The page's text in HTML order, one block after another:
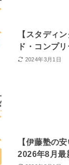
【スタディ
ド・コンプリ
2024年3月1日
【伊藤塾の
2026年8月最